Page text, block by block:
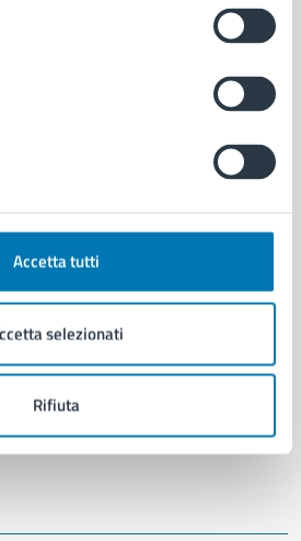
Accetta tutti
selezionati
Rifiuta